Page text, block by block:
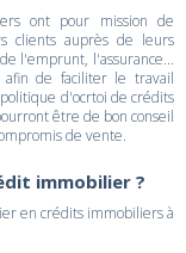
ont pour mission de
clients auprès de leurs
l'emprunt, l'assurance...
de faciliter le travail
d'ocrtoi de crédits
être de bon conseil
de vente.
immobilier ?
en crédits immobiliers à